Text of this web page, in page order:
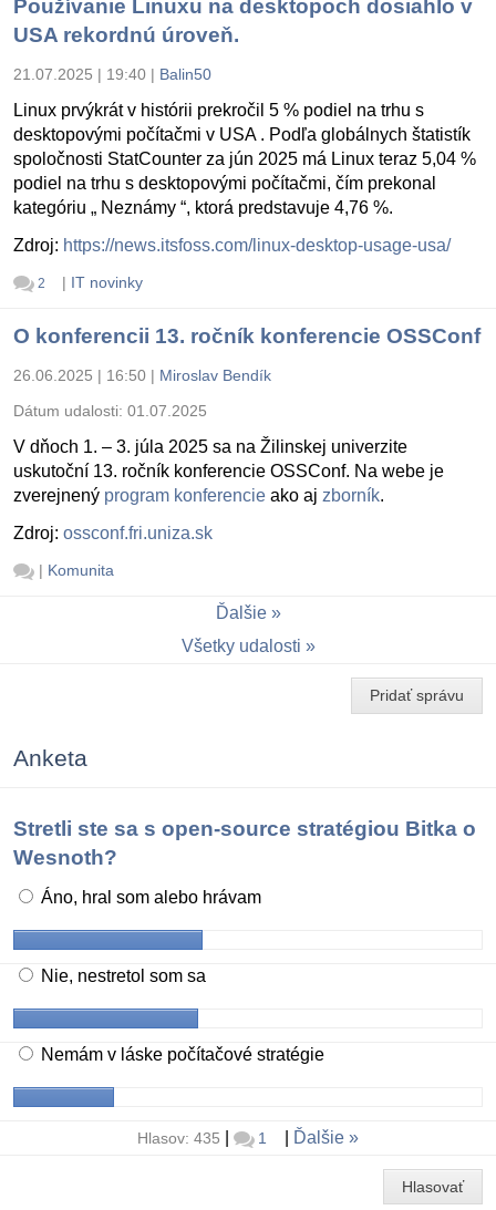
Používanie Linuxu na desktopoch dosiahlo v
USA rekordnú úroveň.
21.07.2025 | 19:40 | Balin50
Linux prvýkrát v histórii prekročil 5 % podiel na trhu s
desktopovými počítačmi v USA . Podľa globálnych štatistík
spoločnosti StatCounter za jún 2025 má Linux teraz 5,04 %
podiel na trhu s desktopovými počítačmi, čím prekonal
kategóriu „ Neznámy “, ktorá predstavuje 4,76 %.
Zdroj: https://news.itsfoss.com/linux-desktop-usage-usa/
2 | IT novinky
O konferencii 13. ročník konferencie OSSConf
26.06.2025 | 16:50 | Miroslav Bendík
Dátum udalosti: 01.07.2025
V dňoch 1. – 3. júla 2025 sa na Žilinskej univerzite
uskutoční 13. ročník konferencie OSSConf. Na webe je
zverejnený program konferencie ako aj zborník.
Zdroj: ossconf.fri.uniza.sk
| Komunita
Ďalšie
Všetky udalosti
Pridať správu
Anketa
Stretli ste sa s open-source stratégiou Bitka o
Wesnoth?
Áno, hral som alebo hrávam
Nie, nestretol som sa
Nemám v láske počítačové stratégie
Hlasov: 435 1 Ďalšie
Hlasovať